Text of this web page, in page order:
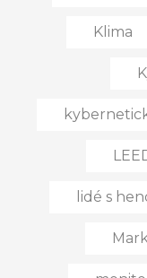
Klima
lidé s